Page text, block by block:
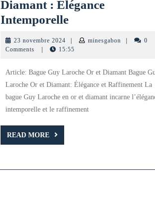
Diamant : Élégance
IntemporelleBague
Guy
Laroche
Or
et
Diamant
23 novembre 2024 23
novembre
minesgabon minesgabon
0
Comments
15:55
Article: Bague Guy Laroche Or et Diamant Bague
Laroche Or et Diamant: Élégance et Raffinement La
bague Guy Laroche en or et diamant incarne
intemporelle et le raffinement
READ MORE
READ
MORE